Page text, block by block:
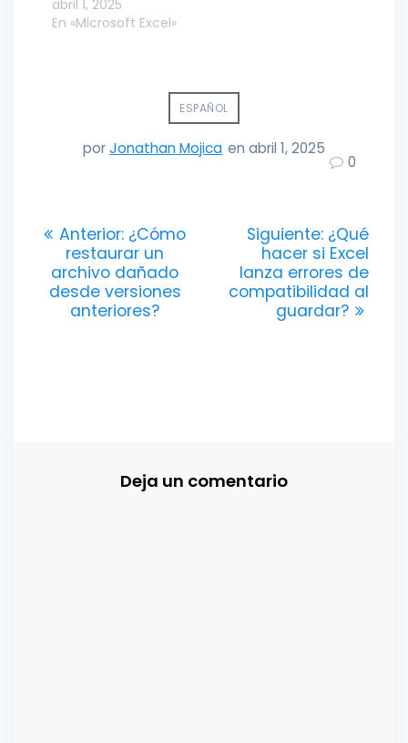
abril 1, 2025
En «Microsoft Excel»
ESPAÑOL
porJonathan Mojica en abril 1, 2025
0
Navegación
entradas
Anterior: Entrada
anterior:
¿Cómo
restaurar un
archivo dañado
desde versiones
anteriores?
Siguiente: Entrada
siguiente:
¿Qué
hacer si Excel
lanza errores de
compatibilidad al
guardar?
Deja un comentario